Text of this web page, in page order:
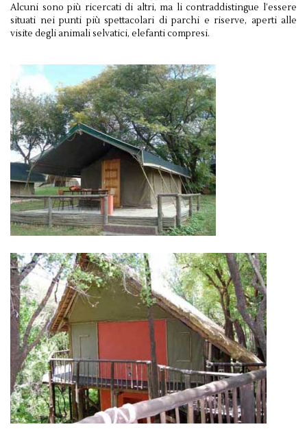
Alcuni sono più ricercati di altri, ma li contraddistingue l’essere
situati nei punti più spettacolari di parchi e riserve, aperti alle
visite degli animali selvatici, elefanti compresi.